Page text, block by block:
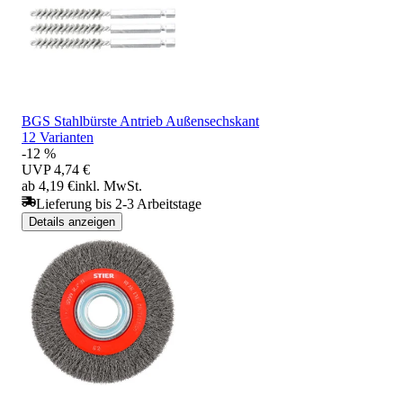
BGS Stahlbürste Antrieb Außensechskant
12 Varianten
-12 %
UVP 4,74 €
ab 4,19 €inkl. MwSt.
Lieferung bis 2-3 Arbeitstage
Details anzeigen